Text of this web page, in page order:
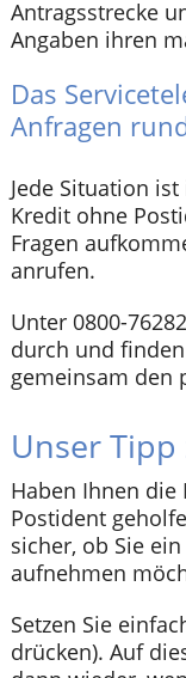
Antragsstrecke
Angaben ihren
Das
Anfragen
Jede Situation
Kredit ohne
Fragen
anrufen.
Unter 0800-
durch und
gemeinsam den
Unser Tipp
Haben Ihnen
Postident
sicher, ob Sie
aufnehmen
Setzen Sie
drücken). Auf